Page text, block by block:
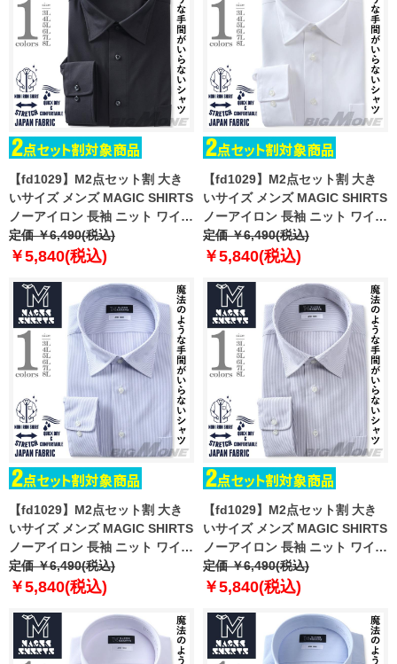
【fd1029】M2点セット割 大き
いサイズ メンズ MAGIC SHIRTS
ノーアイロン 長袖 ニット ワイシ
ャツ セミワイド 吸水速乾 ストレ
ッチ 日本製生地使用 ewma09-
定価 ￥6,490(税込)
￥5,840(税込)
【fd1029】M2点セット割 大き
いサイズ メンズ MAGIC SHIRTS
ノーアイロン 長袖 ニット ワイシ
ャツ セミワイド 吸水速乾 ストレ
ッチ 日本製生地使用 ewma99-
定価 ￥6,490(税込)
￥5,840(税込)
【fd1029】M2点セット割 大き
いサイズ メンズ MAGIC SHIRTS
ノーアイロン 長袖 ニット ワイシ
ャツ セミワイド 吸水速乾 ストレ
ッチ 日本製生地使用 ewma99-
定価 ￥6,490(税込)
￥5,840(税込)
【fd1029】M2点セット割 大き
いサイズ メンズ MAGIC SHIRTS
ノーアイロン 長袖 ニット ワイシ
ャツ セミワイド 吸水速乾 ストレ
ッチ 日本製生地使用 ewma99-
定価 ￥6,490(税込)
￥5,840(税込)